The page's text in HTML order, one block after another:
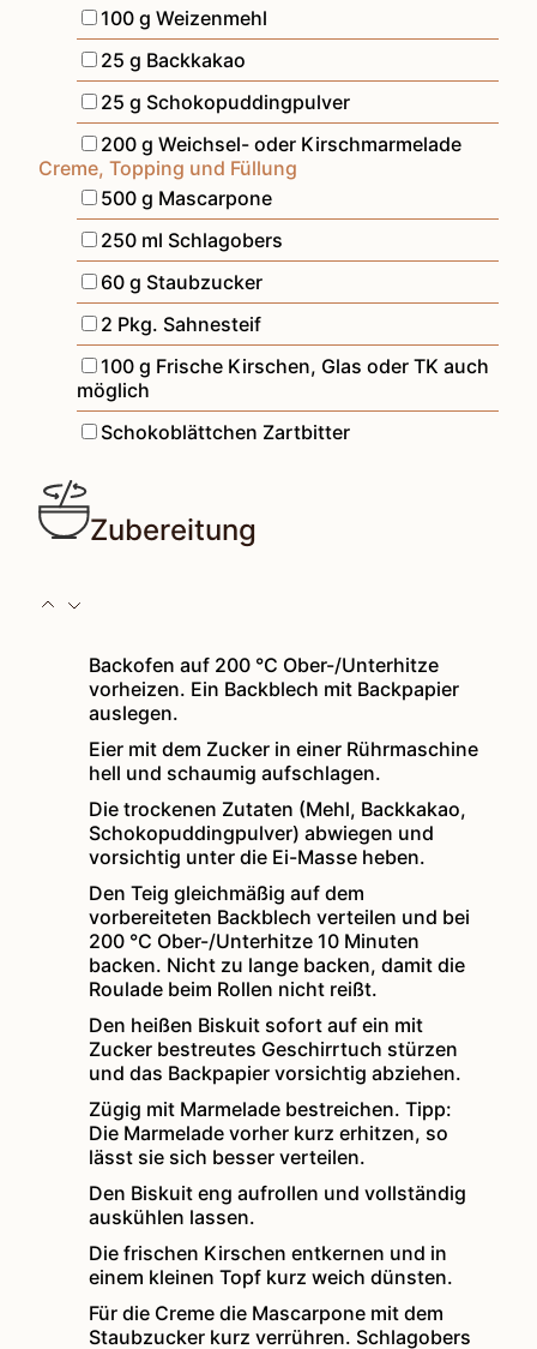
▢
100 g Weizenmehl
▢
25 g Backkakao
▢
25 g Schokopuddingpulver
▢
200 g Weichsel- oder Kirschmarmelade
Creme, Topping und Füllung
▢
500 g Mascarpone
▢
250 ml Schlagobers
▢
60 g Staubzucker
▢
2 Pkg. Sahnesteif
▢
100 g Frische Kirschen, Glas oder TK auch
möglich
▢
Schokoblättchen Zartbitter
Zubereitung
Backofen auf 200 °C Ober-/Unterhitze
vorheizen. Ein Backblech mit Backpapier
auslegen.
Eier mit dem Zucker in einer Rührmaschine
hell und schaumig aufschlagen.
Die trockenen Zutaten (Mehl, Backkakao,
Schokopuddingpulver) abwiegen und
vorsichtig unter die Ei-Masse heben.
Den Teig gleichmäßig auf dem
vorbereiteten Backblech verteilen und bei
200 °C Ober-/Unterhitze 10 Minuten
backen. Nicht zu lange backen, damit die
Roulade beim Rollen nicht reißt.
Den heißen Biskuit sofort auf ein mit
Zucker bestreutes Geschirrtuch stürzen
und das Backpapier vorsichtig abziehen.
Zügig mit Marmelade bestreichen. Tipp:
Die Marmelade vorher kurz erhitzen, so
lässt sie sich besser verteilen.
Den Biskuit eng aufrollen und vollständig
auskühlen lassen.
Die frischen Kirschen entkernen und in
einem kleinen Topf kurz weich dünsten.
Für die Creme die Mascarpone mit dem
Staubzucker kurz verrühren. Schlagobers